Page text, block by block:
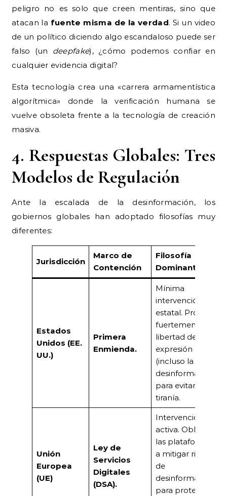
peligro no es solo que creen mentiras, sino que
atacan la fuente misma de la verdad. Si un video
de un político diciendo algo escandaloso puede ser
falso (un deepfake), ¿cómo podemos confiar en
cualquier evidencia digital?
Esta tecnología crea una «carrera armamentística
algorítmica» donde la verificación humana se
vuelve obsoleta frente a la tecnología de creación
masiva.
4. Respuestas Globales: Tres
Modelos de Regulación
Ante la escalada de la desinformación, los
gobiernos globales han adoptado filosofías muy
diferentes:
Jurisdicción
Marco de
Contención
Filosofía
Dominante
Estados
Unidos (EE.
UU.)
Primera
Enmienda.
Mínima
intervención
estatal. Protege
fuertemente la
libertad de
expresión
(incluso la
desinformación)
para evitar la
tiranía.
Unión
Europea
(UE)
Ley de
Servicios
Digitales
(DSA).
Intervención
activa. Obliga a
las plataformas
a mitigar riesgos
de
desinformación
para proteger la